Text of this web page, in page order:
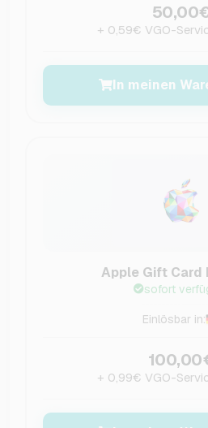
+ 0,59€ VGO-
In meinen
Apple Gift Card
sofort
Einlösbar in:
+ 0,99€ VGO-